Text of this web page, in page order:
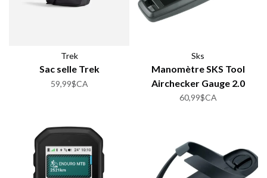
Trek
Sac selle Trek
59,99$CA
Sks
Manomètre SKS Tool
Airchecker Gauge 2.0
60,99$CA